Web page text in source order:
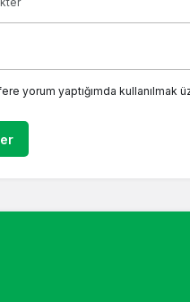
yorum yaptığımda kullanılmak